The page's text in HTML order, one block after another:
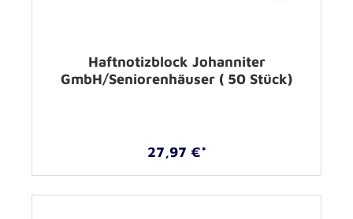
Haftnotizblock Johanniter
GmbH/Seniorenhäuser ( 50 Stück)
27,97 €*